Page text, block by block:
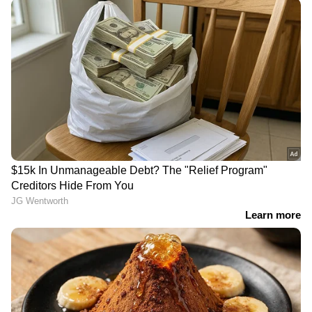
കുതിരാൻ തുരങ്കത്തിന്റെ
പടിഞ്ഞാറേ ഭാഗത്ത്
മണ്ണിടിച്ചിൽ; കനത്ത മഴ
തുടരുന്നതിൽ ആശങ്ക
വാഷിങ്ടൺ
ഡിസിയിലെത്തി മേയർ വി
വി രാജേഷ്; ആദ്യ പരിപാടി
ഇന്ത്യൻ എംബസിയിൽ,
കോർപറേഷൻ്റെ പദ്ധതി
അവതരിപ്പിച്ചു
കണ്ണൂർ
പൊയ്ത്തുംകടവിലെ
20കാരിയുടെ ആത്മഹത്യ;
ഭർത്താവ് ആസിഫിനായി
ഒളിവിലിരുന്നും ഭീഷണി;
അർജുൻ ആയങ്കിയെ
കണ്ടെത്താനാകാതെ
പൊലീസ്, പ്രത്യേക